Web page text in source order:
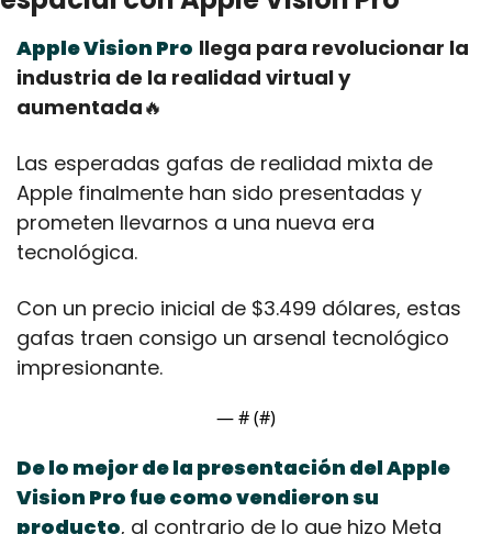
Apple Vision Pro llega para revolucionar la
industria de la realidad virtual y
aumentada🔥
Las esperadas gafas de realidad mixta de
Apple finalmente han sido presentadas y
prometen llevarnos a una nueva era
tecnológica.
Con un precio inicial de $3.499 dólares, estas
gafas traen consigo un arsenal tecnológico
impresionante.
— # (#)
De lo mejor de la presentación del Apple
Vision Pro fue como vendieron su
producto, al contrario de lo que hizo Meta